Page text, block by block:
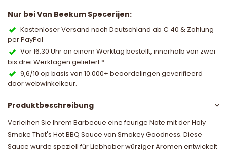
Nur bei Van Beekum Specerijen:
Kostenloser Versand nach Deutschland ab € 40 & Zahlung
per PayPal
Vor 16:30 Uhr an einem Werktag bestellt, innerhalb von zwei
bis drei Werktagen geliefert.*
9,6/10 op basis van 10.000+ beoordelingen geverifieerd
door webwinkelkeur.
Produktbeschreibung
Verleihen Sie Ihrem Barbecue eine feurige Note mit der Holy
Smoke That's Hot BBQ Sauce von Smokey Goodness. Diese
Sauce wurde speziell für Liebhaber würziger Aromen entwickelt